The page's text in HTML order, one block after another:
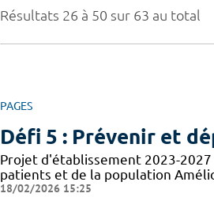
Résultats 26 à 50 sur 63 au total
PAGES
Défi 5 : Prévenir et
Projet d'établissement 2023-
patients et de la population
18/02/2026 15:25